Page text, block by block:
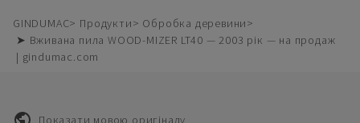
GINDUMAC Продукти
Обробка деревини
➤ Вживана пила WOOD-MIZER LT40 — 2003 рік — на продаж
| gindumac.com
Показати мовою оригіналу